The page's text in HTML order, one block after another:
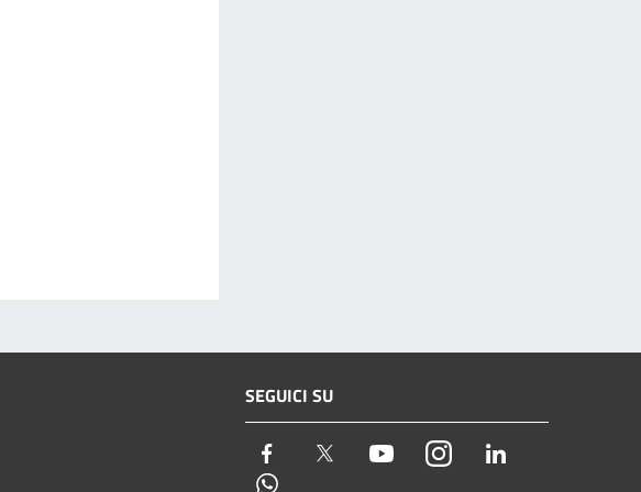
SEGUICI SU
Facebook Twitter YoutubeInstagram